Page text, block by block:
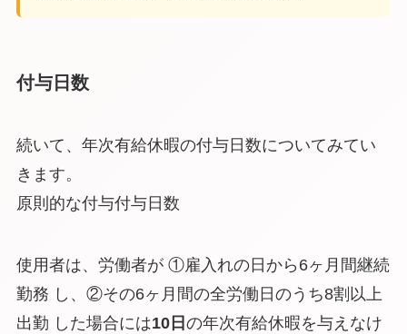
付与日数
続いて、年次有給休暇の付与日数についてみてい
きます。
原則的な付与付与日数
使用者は、労働者が ①雇入れの日から6ヶ月間継続
勤務 し、②その6ヶ月間の全労働日のうち8割以上
出勤 した場合には10日 の年次有給休暇を与えなけ